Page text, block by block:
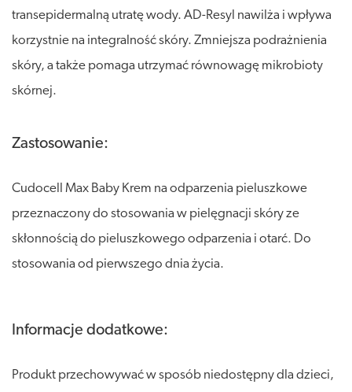
transepidermalną utratę wody. AD-Resyl nawilża i wpływa
korzystnie na integralność skóry. Zmniejsza podrażnienia
skóry, a także pomaga utrzymać równowagę mikrobioty
skórnej.
Zastosowanie:
Cudocell Max Baby Krem na odparzenia pieluszkowe
przeznaczony do stosowania w pielęgnacji skóry ze
skłonnością do pieluszkowego odparzenia i otarć. Do
stosowania od pierwszego dnia życia.
Informacje dodatkowe:
Produkt przechowywać w sposób niedostępny dla dzieci,